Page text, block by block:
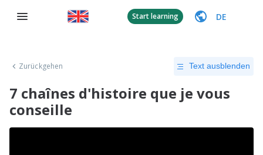
Start learning DE
Zurückgehen Text ausblenden
7 chaînes d'histoire que je vous
conseille